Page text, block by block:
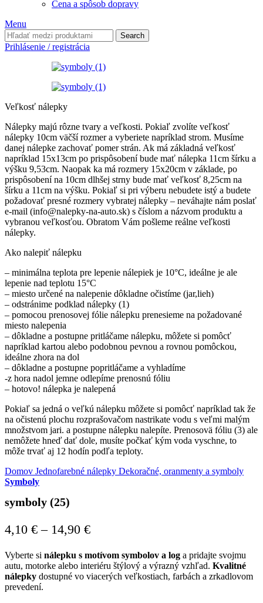
Cena a spôsob dopravy
Menu
Search
Prihlásenie / registrácia
Veľkosť nálepky
Nálepky majú rôzne tvary a veľkosti. Pokiaľ zvolíte veľkosť
nálepky 10cm väčší rozmer a vyberiete napríklad strom. Musíme
danej nálepke zachovať pomer strán. Ak má základná veľkosť
napríklad 15x13cm po prispôsobení bude mať nálepka 11cm šírku a
výšku 9,53cm. Naopak ka má rozmery 15x20cm v základe, po
prispôsobení na 10cm dlhšej strny bude mať veľkosť 8,25cm na
šírku a 11cm na výšku. Pokiaľ si pri výberu nebudete istý a budete
požadovať presné rozmery vybratej nálepky – neváhajte nám poslať
e-mail (info@nalepky-na-auto.sk) s číslom a názvom produktu a
vybranou veľkosťou. Obratom Vám pošleme reálne veľkosti
nálepky.
Ako nalepiť nálepku
– minimálna teplota pre lepenie nálepiek je 10°C, ideálne je ale
lepenie nad teplotu 15°C
– miesto určené na nalepenie dôkladne očistíme (jar,lieh)
– odstránime podklad nálepky (1)
– pomocou prenosovej fólie nálepku prenesieme na požadované
miesto nalepenia
– dôkladne a postupne pritláčame nálepku, môžete si pomôcť
napríklad kartou alebo podobnou pevnou a rovnou pomôckou,
ideálne zhora na dol
– dôkladne a postupne popritláčame a vyhladíme
-z hora nadol jemne odlepíme prenosnú fóliu
– hotovo! nálepka je nalepená
Pokiaľ sa jedná o veľkú nálepku môžete si pomôcť napríklad tak že
na očistenú plochu rozprašovačom nastrikate vodu s veľmi malým
množstvom jari. a postupne nálepku nalepíte. Prenosovä fóliu (3) ale
nemôžete hneď dať dole, musíte počkať kým voda vyschne, to
môže trvať aj 12 hodín podľa teploty.
Domov Jednofarebné nálepky Dekoračné, oranmenty a symboly
Symboly
symboly (25)
4,10 € – 14,90 €Price
4,10 €
through
Vyberte si nálepku s motívom symbolov a log a pridajte svojmu
autu, motorke alebo interiéru štýlový a výrazný vzhľad. Kvalitné
nálepky dostupné vo viacerých veľkostiach, farbách a zrkadlovom
prevedení.